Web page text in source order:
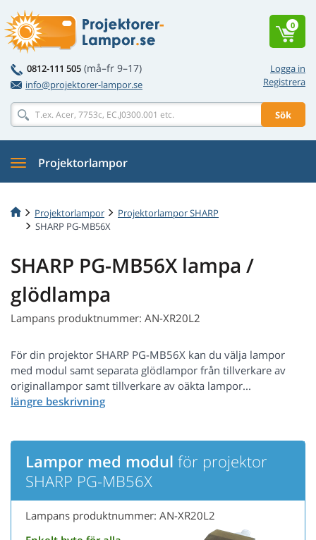
Logga in
Registrera
0812-111 505 (må–fr 9–17)
info@projektorer-lampor.se
Sök
0
Projektorlampor
Projektorlampor
Projektorlampor SHARP
SHARP PG-MB56X
SHARP PG-MB56X lampa /
glödlampa
Lampans produktnummer: AN-XR20L2
För din projektor SHARP PG-MB56X kan du välja lampor
med modul samt separata glödlampor från tillverkare av
originallampor samt tillverkare av oäkta lampor...
Lampor med modul för projektor
SHARP PG-MB56X
Lampans produktnummer: AN-XR20L2